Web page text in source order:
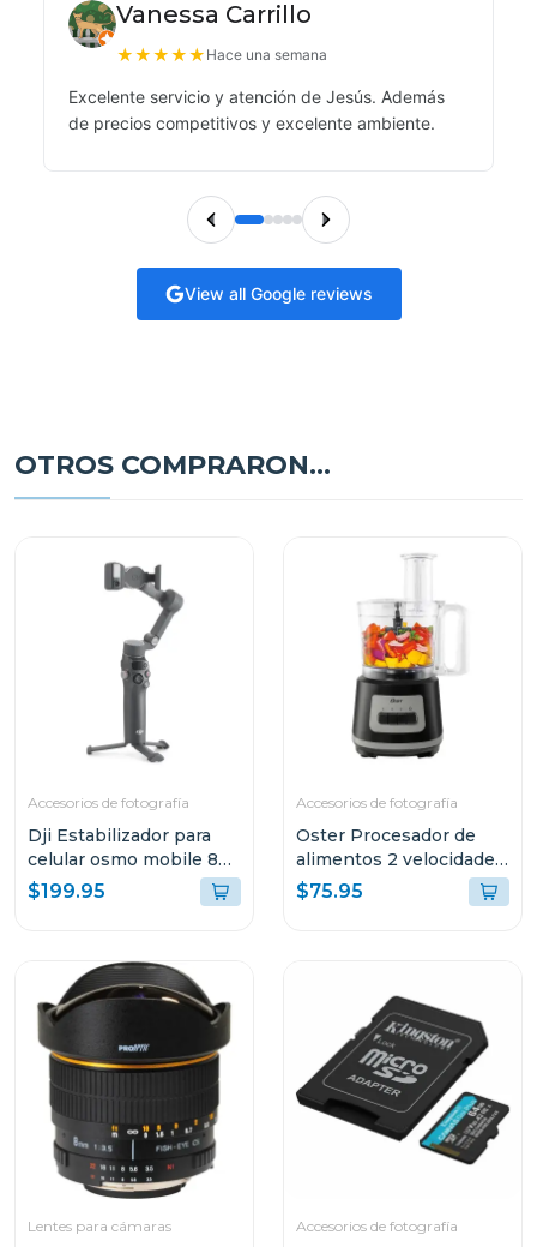
Vanessa Carrillo
★★★★★ Hace una semana
Excelente servicio y atención de Jesús. Además
de precios competitivos y excelente ambiente.
View all Google reviews
OTROS COMPRARON...
Accesorios de fotografía
Dji Estabilizador para
celular osmo mobile 8
s308
$199.95
Accesorios de fotografía
Oster Procesador de
alimentos 2 velocidades
+ turbo 500 w fp1455
$75.95
Lentes para cámaras Accesorios de fotografía